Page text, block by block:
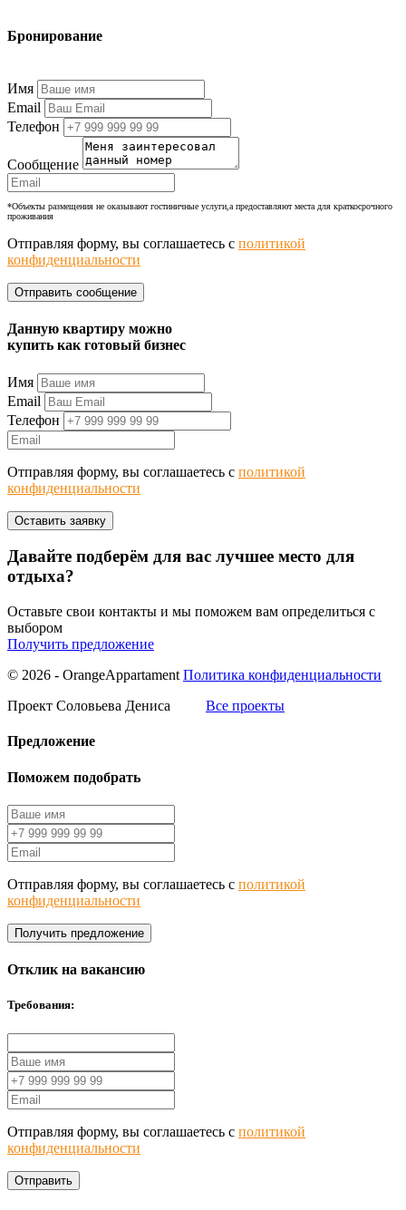
Бронирование
Имя
Email
Телефон
Сообщение
*Объекты размещения не оказывают гостиничные услуги,а предоставляют места для краткосрочного
проживания
Отправляя форму, вы соглашаетесь с политикой
конфиденциальности
Данную квартиру можно
купить как готовый бизнес
Имя
Email
Телефон
Отправляя форму, вы соглашаетесь с политикой
конфиденциальности
Давайте подберём для вас лучшее место для
отдыха?
Оставьте свои контакты и мы поможем вам определиться с
выбором
Получить предложение
© 2026 - OrangeAppartament Политика конфиденциальности
Проект Соловьева Дениса
Все проекты
Предложение
Поможем подобрать
Отправляя форму, вы соглашаетесь с политикой
конфиденциальности
Получить предложение
Отклик на вакансию
Требования:
Отправляя форму, вы соглашаетесь с политикой
конфиденциальности
Отправить